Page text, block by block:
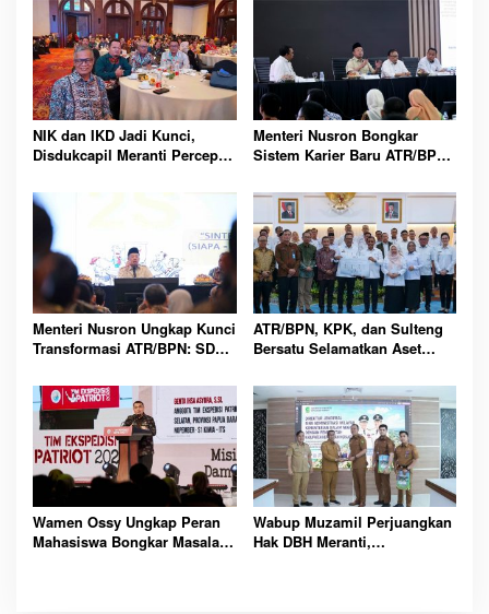
NIK dan IKD Jadi Kunci,
Disdukcapil Meranti Percepat
Menteri Nusron Bongkar
Sistem Karier Baru ATR/BPN,
Tahapan
Menteri Nusron Ungkap Kunci
Transformasi ATR/BPN: SDM
ATR/BPN, KPK, dan Sulteng
Bersatu Selamatkan Aset
Wamen Ossy Ungkap Peran
Mahasiswa Bongkar Masalah
Wabup Muzamil Perjuangkan
Hak DBH Meranti,